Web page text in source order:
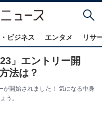
ビジネス エンタメ リサ
」エントリー開
法は？
が開始されました！ 気になる中身
う。